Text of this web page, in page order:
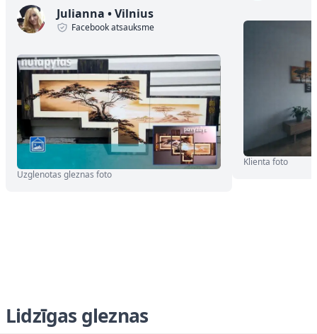
Julianna •Vilnius
Facebook atsauksme
Uzglenotas gleznas foto
Klienta foto
Lidzīgas gleznas